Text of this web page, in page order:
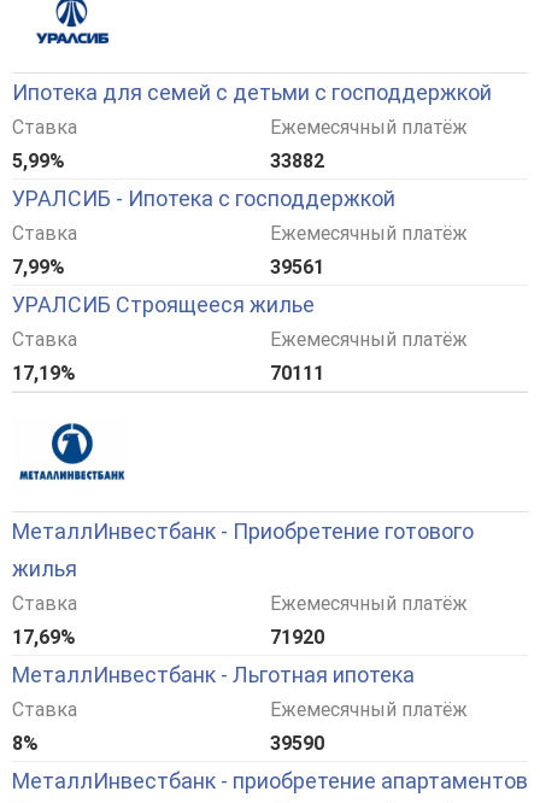
Ипотека для семей с детьми с господдержкой
Ставка
5,99%
Ежемесячный платёж
33882
УРАЛСИБ - Ипотека с господдержкой
Ставка
7,99%
Ежемесячный платёж
39561
УРАЛСИБ Строящееся жилье
Ставка
17,19%
Ежемесячный платёж
70111
МеталлИнвестбанк - Приобретение готового
жилья
Ставка
17,69%
Ежемесячный платёж
71920
МеталлИнвестбанк - Льготная ипотека
Ставка
8%
Ежемесячный платёж
39590
МеталлИнвестбанк - приобретение апартаментов